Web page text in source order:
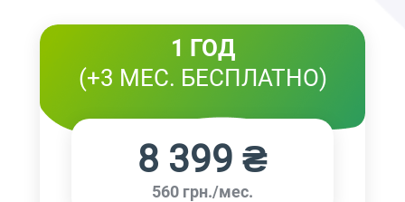
1 ГОД
(+3 МЕС. БЕСПЛАТНО)
8 399 ₴
560 грн./мес.